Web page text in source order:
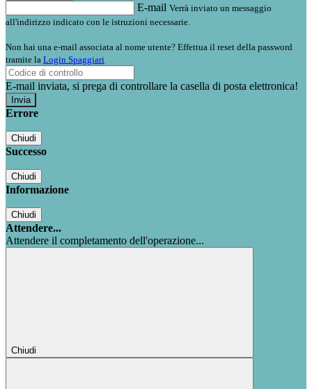
E-mail Verrà inviato un messaggio
all'indirizzo indicato con le istruzioni necessarie.
Non hai una e-mail associata al nome utente? Effettua il reset della password
tramite la Login Spaggiari
E-mail inviata, si prega di controllare la casella di posta elettronica!
Errore
Chiudi
Successo
Chiudi
Informazione
Chiudi
Attendere...
Attendere il completamento dell'operazione...
Chiudi